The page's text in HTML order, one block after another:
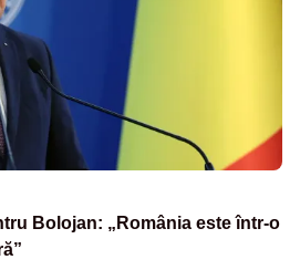
Bolojan: „România este într-o